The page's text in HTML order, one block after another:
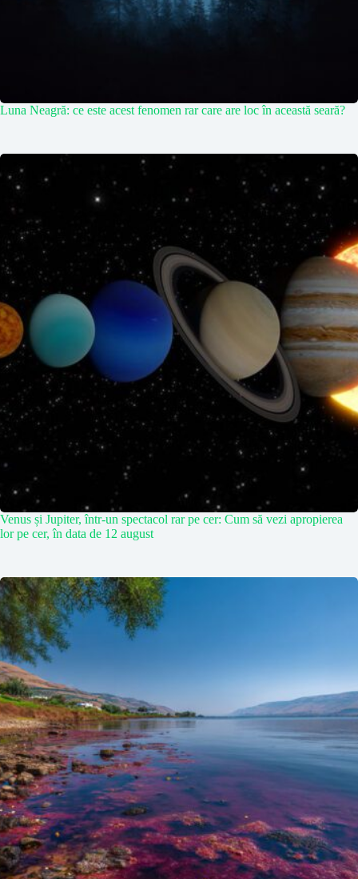
Luna Neagră: ce este acest fenomen rar care are loc în această seară?
Venus și Jupiter, într-un spectacol rar pe cer: Cum să vezi apropierea
lor pe cer, în data de 12 august